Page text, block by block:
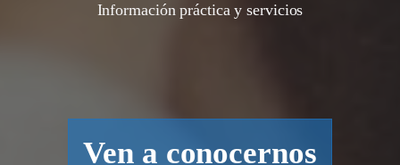
Información práctica y servicios
Ven a conocernos